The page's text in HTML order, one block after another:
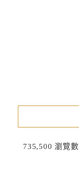
735,500 瀏覽數